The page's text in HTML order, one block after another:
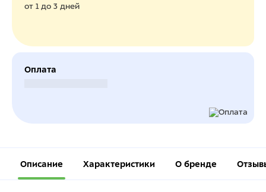
от 1 до 3 дней
Оплата
Описание Характеристики О бренде